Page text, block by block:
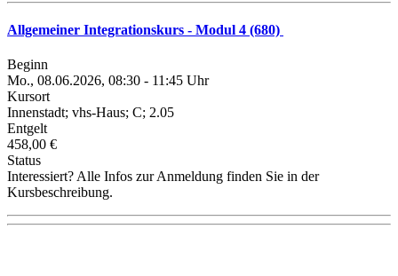
Allgemeiner Integrationskurs - Modul 4 (680)
Beginn
Mo., 08.06.2026, 08:30 - 11:45 Uhr
Kursort
Innenstadt; vhs-Haus; C; 2.05
Entgelt
458,00 €
Status
Interessiert? Alle Infos zur Anmeldung finden Sie in der
Kursbeschreibung.